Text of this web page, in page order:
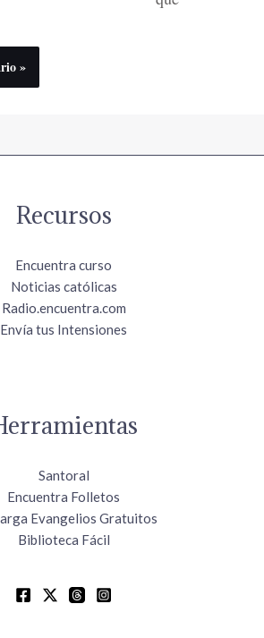
Recursos
Encuentra curso
Noticias católicas
Radio.encuentra.com
Envía tus Intensiones
Santoral
Encuentra Folletos
Evangelios Gratuitos
Biblioteca Fácil